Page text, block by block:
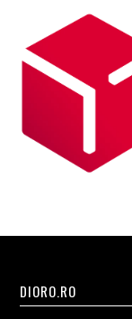
DIORO.RO